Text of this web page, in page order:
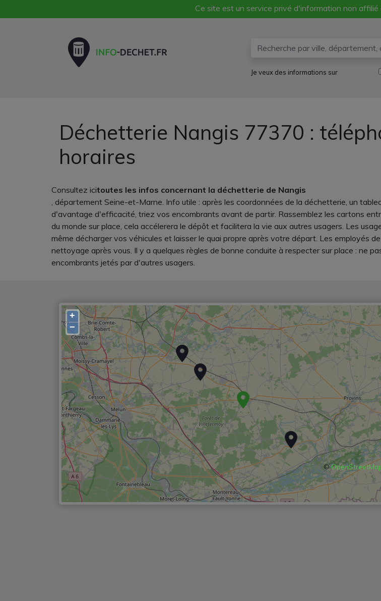
Ce site est un service privé d'information non affilié
Je veux des informations sur
Déchetterie Nangis 77370 :
horaires
Consultez icitoutes les infos concernant la déchetterie de Nangis
, département Seine-et-Marne. Info utile : après les coordonnées de la déchetterie, un
d'avantage d'efficacité, triez vos encombrants avant de partir. Rassemblez les cartons
du monde sur place, cela accélerera le dépôt et facilitera la vie aux autres usagers. Les
même décharger vos véhicules et laisser le quai propre après votre départ. Les employés
nettoyage après vous. Il y a quelques règles de bonne conduite à respecter sur place : ne
encombrants jetés par d'autres usagers.
+
−
©